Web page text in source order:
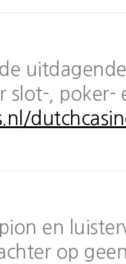
slot-,
en
op